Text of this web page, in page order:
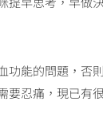
功能的問題，否
要忍痛，現已有